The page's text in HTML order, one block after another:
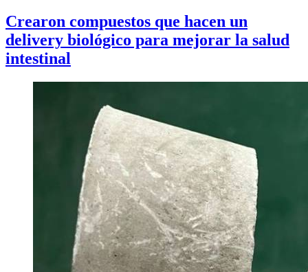
Crearon compuestos que hacen un
delivery biológico para mejorar la salud
intestinal